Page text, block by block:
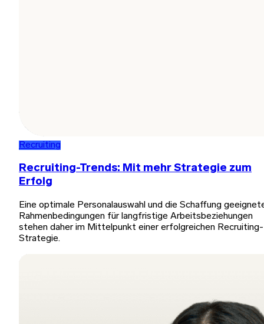
Recruiting
Recruiting-Trends: Mit mehr Strategie zum
Erfolg
Eine optimale Personalauswahl und die Schaffung
Rahmenbedingungen für langfristige Arbeitsbeziehungen
stehen daher im Mittelpunkt einer erfolgreichen Recruiting-
Strategie.